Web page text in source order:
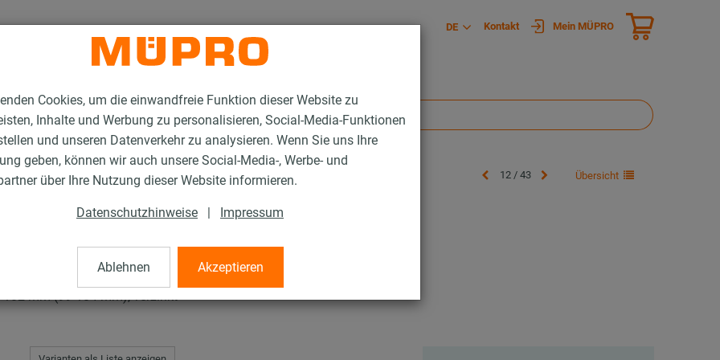
Cookies, um die einwandfreie Funktion dieser Website zu
Inhalte und Werbung zu personalisieren, Social-Media-Funktionen
und unseren Datenverkehr zu analysieren. Wenn Sie uns Ihre
geben, können wir auch unsere Social-Media-, Werbe- und
über Ihre Nutzung dieser Website informieren.
Datenschutzhinweise | Impressum
Ablehnen Akzeptieren
DE Kontakt Mein MÜPRO
12 / 43 Übersicht
mm (99-104 mm), verzinkt